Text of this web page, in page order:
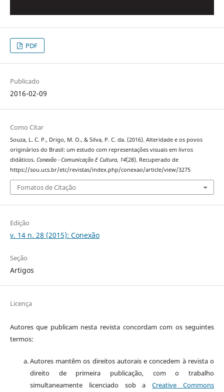
PDF
Publicado
2016-02-09
Como Citar
Souza, L. C. P., Drigo, M. O., & Silva, P. C. da. (2016). Alteridade e os povos
originários do Brasil: um estudo com representações visuais em livros
didáticos. Conexão - Comunicação E Cultura, 14(28). Recuperado de
https://sou.ucs.br/etc/revistas/index.php/conexao/article/view/3275
Fomatos de Citação
Edição
v. 14 n. 28 (2015): Conexão
Seção
Artigos
Licença
Autores que publicam nesta revista concordam com os seguintes
termos:
Autores mantêm os direitos autorais e concedem à revista o
direito de primeira publicação, com o trabalho
simultaneamente licenciado sob aCreative Commons